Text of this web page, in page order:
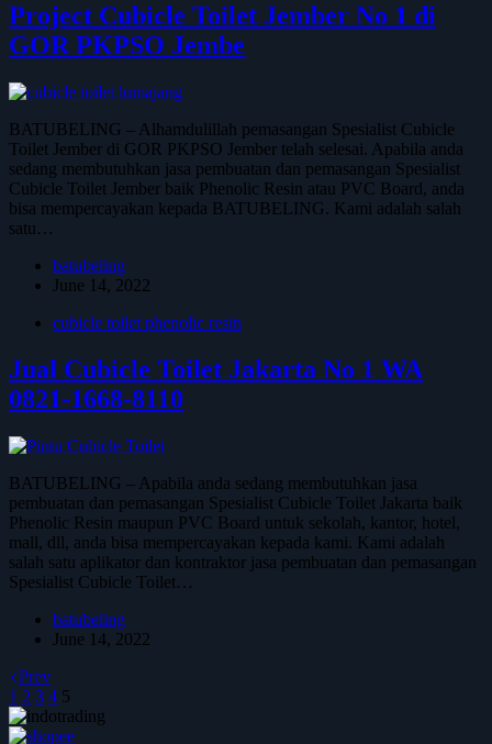
Project Cubicle Toilet Jember No 1 di
GOR PKPSO Jembe
BATUBELING – Alhamdulillah pemasangan Spesialist Cubicle
Toilet Jember di GOR PKPSO Jember telah selesai. Apabila anda
sedang membutuhkan jasa pembuatan dan pemasangan Spesialist
Cubicle Toilet Jember baik Phenolic Resin atau PVC Board, anda
bisa mempercayakan kepada BATUBELING. Kami adalah salah
satu…
batubeling
June 14, 2022
cubicle toilet phenolic resin
Jual Cubicle Toilet Jakarta No 1 WA
0821-1668-8110
BATUBELING – Apabila anda sedang membutuhkan jasa
pembuatan dan pemasangan Spesialist Cubicle Toilet Jakarta baik
Phenolic Resin maupun PVC Board untuk sekolah, kantor, hotel,
mall, dll, anda bisa mempercayakan kepada kami. Kami adalah
salah satu aplikator dan kontraktor jasa pembuatan dan pemasangan
Spesialist Cubicle Toilet…
batubeling
June 14, 2022
Prev
1 2 3 4 5